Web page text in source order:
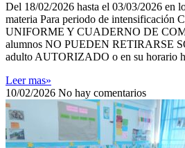
Del 18/02/2026 hasta el 03/03/2026 en
materia Para periodo de intensificación
UNIFORME Y CUADERNO DE
alumnos NO PUEDEN RETIRARSE
adulto AUTORIZADO o en su horario
Leer mas»
10/02/2026 No hay comentarios